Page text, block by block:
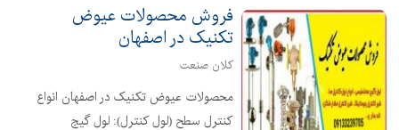
فروش محصولات عیوض
تکنیک در اصفهان
کلان صنعت
محصولات عیوض تکنیک در اصفهان انواع
کنترل سطح (لول کنترل): لول گیج